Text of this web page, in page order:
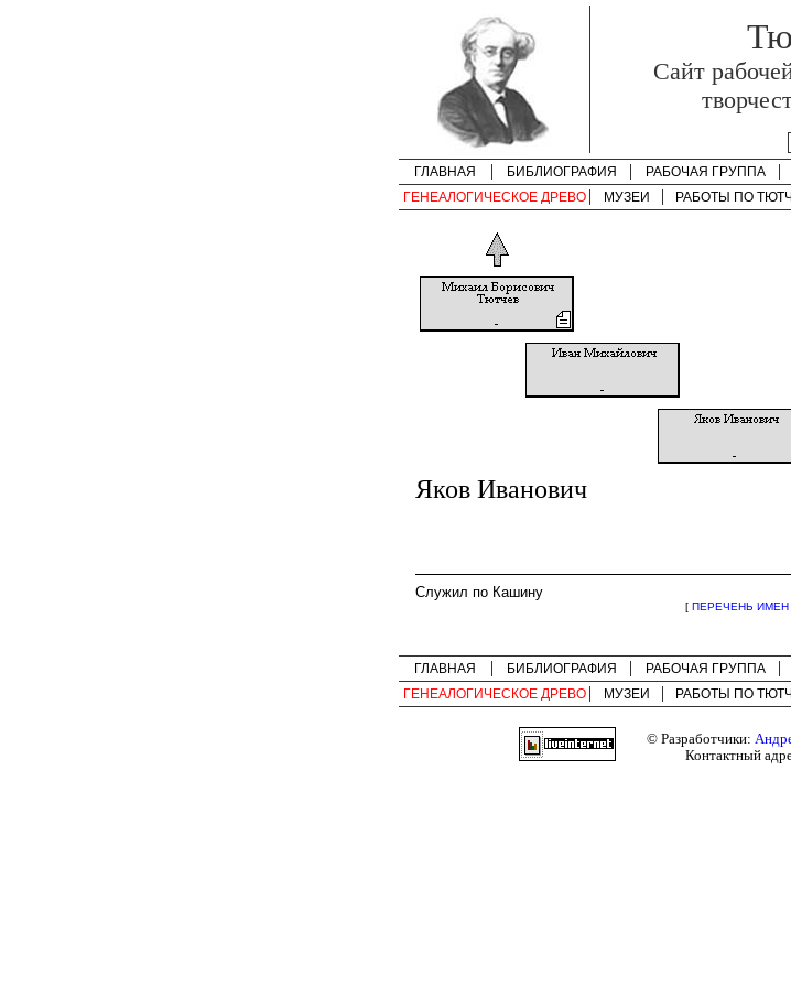
Cайт
ГЛАВНАЯ БИБЛИОГРАФИЯ РАБОЧАЯ ГРУППА
ГЕНЕАЛОГИЧЕСКОЕ ДРЕВО
МУЗЕИ РАБОТЫ ПО
Яков Иванович
Служил по Кашину
[ ПЕРЕЧЕНЬ ИМЕН
ГЛАВНАЯ БИБЛИОГРАФИЯ РАБОЧАЯ ГРУППА
ГЕНЕАЛОГИЧЕСКОЕ ДРЕВО
МУЗЕИ РАБОТЫ ПО
© Разработчики:
Контактный